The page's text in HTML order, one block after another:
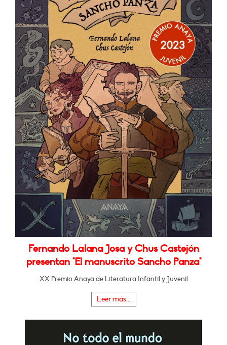
Fernando Lalana Josa y Chus Castejón
presentan "El manuscrito Sancho Panza"
XX Premio Anaya de Literatura Infantil y Juvenil
Leer más...